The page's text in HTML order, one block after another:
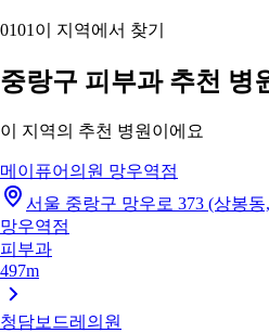
0101 이 지역에서 찾기
중랑구 피부과 추천 병
이 지역의 추천 병원이에요
메이퓨어의원 망우역점
서울 중랑구 망우로 373 (상봉
망우역점
피부과
497m
청담보드레의원